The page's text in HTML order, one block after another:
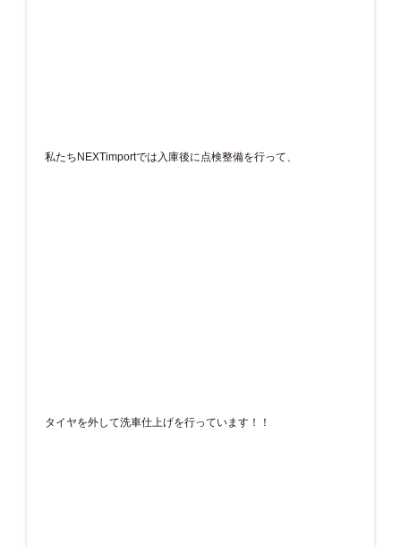
私たちNEXTimportでは入庫後に点検整備を行って、
タイヤを外して洗車仕上げを行っています！！